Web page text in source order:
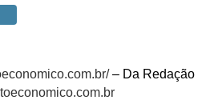
– Da Redação